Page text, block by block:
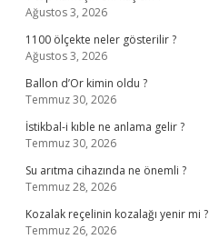
Ağustos 3, 2026
1100 ölçekte neler gösterilir ?
Ağustos 3, 2026
Ballon d’Or kimin oldu ?
Temmuz 30, 2026
İstikbal-i kıble ne anlama gelir ?
Temmuz 30, 2026
Su arıtma cihazında ne önemli ?
Temmuz 28, 2026
Kozalak reçelinin kozalağı yenir mi ?
Temmuz 26, 2026